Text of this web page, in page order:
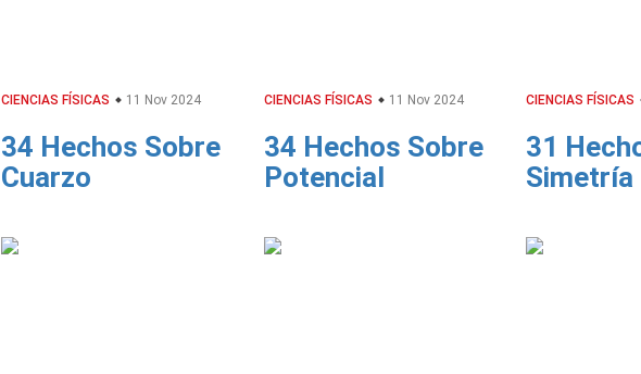
CIENCIAS FÍSICAS 11 Nov 2024
34 Hechos Sobre
Cuarzo
CIENCIAS FÍSICAS 11 Nov 2024
34 Hechos Sobre
Potencial
CIENCIAS FÍSICAS
31
Simetría